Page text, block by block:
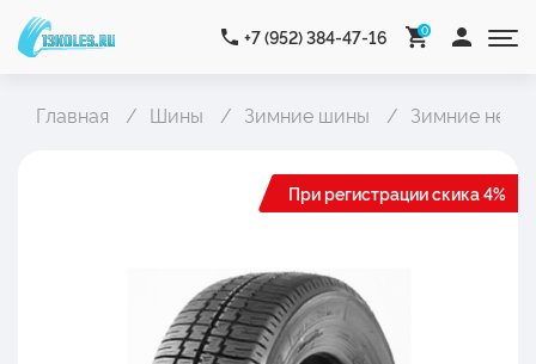
+7 (952) 384-47-16 0
Главная Шины Зимние шины Зимние
При регистрации скика 4%